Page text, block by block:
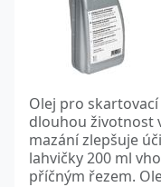
Olej pro skartovací
dlouhou životnost
mazání zlepšuje
lahvičky 200 ml
příčným řezem.